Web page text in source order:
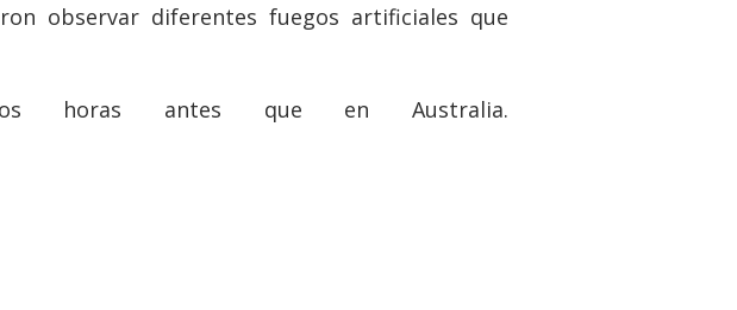
observar diferentes fuegos artificiales que
horas antes que en Australia.